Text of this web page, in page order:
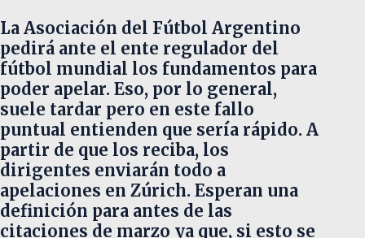
La Asociación del Fútbol Argentino
pedirá ante el ente regulador del
fútbol mundial los fundamentos para
poder apelar. Eso, por lo general,
suele tardar pero en este fallo
puntual entienden que sería rápido. A
partir de que los reciba, los
dirigentes enviarán todo a
apelaciones en Zúrich. Esperan una
definición para antes de las
citaciones de marzo ya que, si esto se